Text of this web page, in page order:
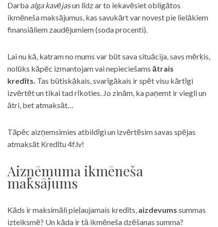
Darba alga kavējasun līdz ar to iekavēsiet obligātos
ikmēneša maksājumus, kas savukārt var novest pie lielākiem
finansiāliem zaudējumiem (soda procenti).
Lai nu kā, katram no mums var būt sava situācija, savs mērķis,
nolūks kāpēc izmantojam vai nepieciešams ātrais
kredīts. Tas būtiskākais, svarīgākais ir spēt visu kārtīgi
izvērtēt un tikai tad rīkoties. Jo zinām, ka paņemt ir viegli un
ātri, bet atmaksāt…
Tāpēc aizņemsimies atbildīgi un izvērtēsim savas spējas
atmaksāt Kredītu 4f.lv!
Aizņēmuma ikmēneša
maksājums
Kāds ir maksimāli pieļaujamais kredīts, aizdevums summas
izteiksmē? Un kāda ir tā ikmēneša dzēšanas summa?